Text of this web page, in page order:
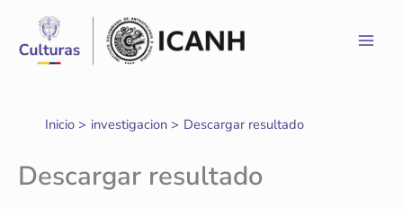
contenido
Inicio investigacion Descargar resultado
Descargar resultado